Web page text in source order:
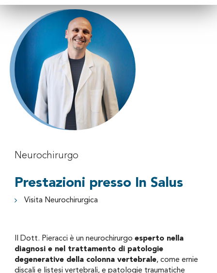
Neurochirurgo
Prestazioni presso In Salus
Visita Neurochirurgica
Il Dott. Pieracci è un neurochirurgo esperto nella
diagnosi e nel trattamento di patologie
degenerative della colonna vertebrale, come ernie
discali e listesi vertebrali, e patologie traumatiche